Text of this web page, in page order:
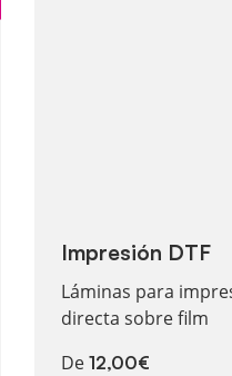
Impresión DTF
Láminas para
directa sobre film
De 12,00€